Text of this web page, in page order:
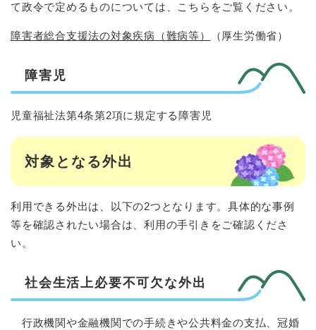
て政令で定めるものについては、こちらをご覧ください。
障害者総合支援法の対象疾病（難病等） （厚生労働省）
障害児
児童福祉法第4条第2項に規定する障害児
対象となる外出
利用できる外出は、以下の2つとなります。具体的な事例
等を確認されたい場合は、利用の手引きをご確認くださ
い。
社会生活上必要不可欠な外出
行政機関や金融機関での手続きや公共料金の支払、冠婚